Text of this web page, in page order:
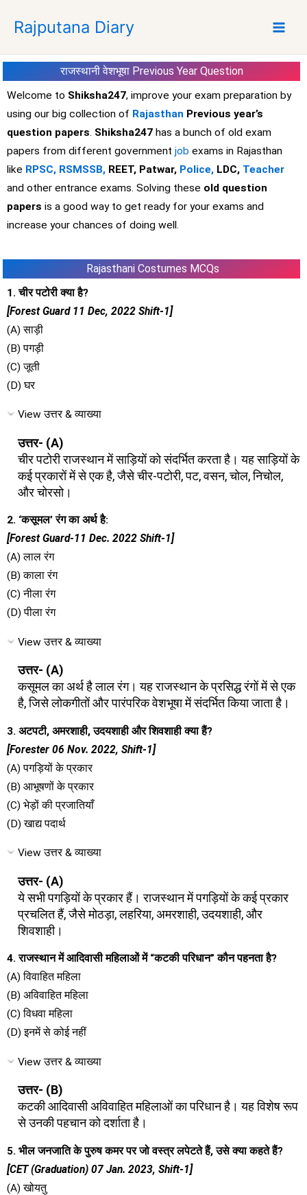
p
Rajputana Diary
राजस्थानी वेशभूषा Previous Year Question
Welcome to Shiksha247, improve your exam preparation by
using our big collection of Rajasthan Previous year’s
question papers. Shiksha247 has a bunch of old exam
papers from different government job exams in Rajasthan
like RPSC, RSMSSB, REET, Patwar, Police, LDC, Teacher
and other entrance exams. Solving these old question
papers is a good way to get ready for your exams and
increase your chances of doing well.
Rajasthani Costumes MCQs
1. चीर पटोरी क्या है?
[Forest Guard 11 Dec, 2022 Shift-1]
(A) साड़ी
(B) पगड़ी
(C) जूती
(D) घर
View उत्तर & व्याख्या
उत्तर- (A)
चीर पटोरी राजस्थान में साड़ियों को संदर्भित करता है। यह साड़ियों के
कई प्रकारों में से एक है, जैसे चीर-पटोरी, पट, वसन, चोल, निचोल,
और चोरसो।
2. ‘कसूमल’ रंग का अर्थ है:
[Forest Guard-11 Dec. 2022 Shift-1]
(A) लाल रंग
(B) काला रंग
(C) नीला रंग
(D) पीला रंग
View उत्तर & व्याख्या
उत्तर- (A)
कसूमल का अर्थ है लाल रंग। यह राजस्थान के प्रसिद्ध रंगों में से एक
है, जिसे लोकगीतों और पारंपरिक वेशभूषा में संदर्भित किया जाता है।
3. अटपटी, अमरशाही, उदयशाही और शिवशाही क्या हैं?
[Forester 06 Nov. 2022, Shift-1]
(A) पगड़ियों के प्रकार
(B) आभूषणों के प्रकार
(C) भेड़ों की प्रजातियाँ
(D) खाद्य पदार्थ
View उत्तर & व्याख्या
उत्तर- (A)
ये सभी पगड़ियों के प्रकार हैं। राजस्थान में पगड़ियों के कई प्रकार
प्रचलित हैं, जैसे मोठड़ा, लहरिया, अमरशाही, उदयशाही, और
शिवशाही।
4. राजस्थान में आदिवासी महिलाओं में “कटकी परिधान” कौन पहनता है?
(A) विवाहित महिला
(B) अविवाहित महिला
(C) विधवा महिला
(D) इनमें से कोई नहीं
View उत्तर & व्याख्या
उत्तर- (B)
कटकी आदिवासी अविवाहित महिलाओं का परिधान है। यह विशेष रूप
से उनकी पहचान को दर्शाता है।
5. भील जनजाति के पुरुष कमर पर जो वस्त्र लपेटते हैं, उसे क्या कहते हैं?
[CET (Graduation) 07 Jan. 2023, Shift-1]
(A) खोयतु